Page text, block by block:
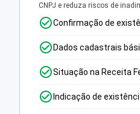
CNPJ e reduza riscos de
Confirmação de
Dados cadastrais
Situação na Receita
Indicação de